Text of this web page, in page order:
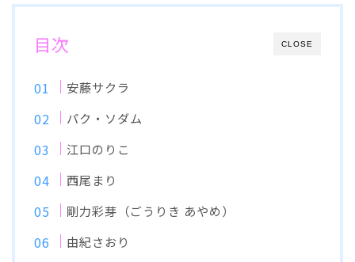
CLOSE
目次
安藤サクラ
パク・ソダム
江口のりこ
西尾まり
剛力彩芽（ごうりき あやめ）
由紀さおり